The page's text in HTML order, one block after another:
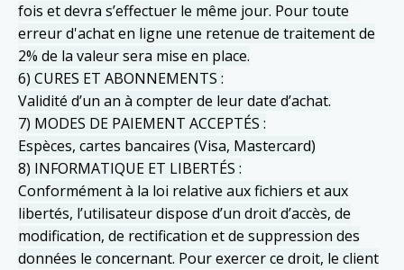
fois et devra s’effectuer le même jour. Pour toute
erreur d'achat en ligne une retenue de traitement de
2% de la valeur sera mise en place.
6) CURES ET ABONNEMENTS :
Validité d’un an à compter de leur date d’achat.
7) MODES DE PAIEMENT ACCEPTÉS :
Espèces, cartes bancaires (Visa, Mastercard)
8) INFORMATIQUE ET LIBERTÉS :
Conformément à la loi relative aux fichiers et aux
libertés, l’utilisateur dispose d’un droit d’accès, de
modification, de rectification et de suppression des
données le concernant. Pour exercer ce droit, le client